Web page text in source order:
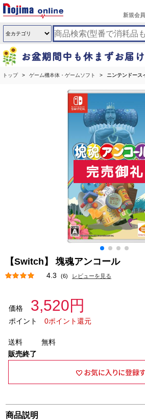
新規会
トップ ゲーム機本体・ゲームソフト ニンテンドース
【Switch】 塊魂アンコール
4.3 (6) レビューを見る
価格 3,520円
ポイント 0ポイント還元
送料
無料
販売終了
商品説明